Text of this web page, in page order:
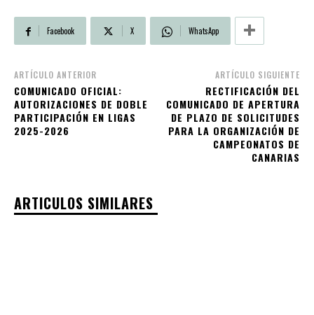
Facebook X WhatsApp
ARTÍCULO ANTERIOR
COMUNICADO OFICIAL:
AUTORIZACIONES DE DOBLE
PARTICIPACIÓN EN LIGAS
2025-2026
ARTÍCULO SIGUIENTE
RECTIFICACIÓN DEL
COMUNICADO DE APERTURA
DE PLAZO DE SOLICITUDES
PARA LA ORGANIZACIÓN DE
CAMPEONATOS DE
CANARIAS
ARTICULOS SIMILARES